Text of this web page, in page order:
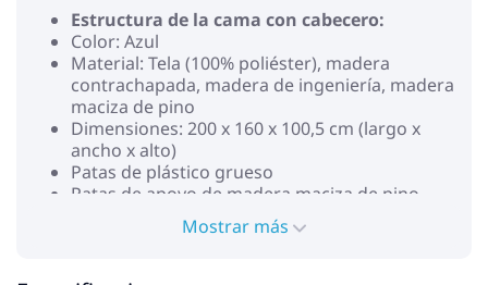
Estructura de la cama con cabecero:
Color: Azul
Material: Tela (100% poliéster), madera
contrachapada, madera de ingeniería, madera
maciza de pino
Dimensiones: 200 x 160 x 100,5 cm (largo x
ancho x alto)
Patas de plástico grueso
Patas de apoyo de madera maciza de pino
Requiere montaje: SíMostrar más